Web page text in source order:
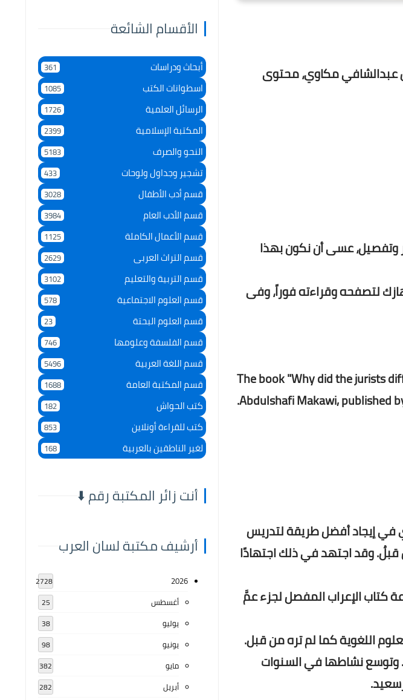
عبدالشافي مكاوي، محتوى
وتفصيل، عسى أن نكون بهذا
لتصفحه وقراءته فوراً، وفى
The book "Why did the jurists
Abdulshafi Makawi, published
محمد مكاوي في إيجاد أفضل طريقة لتدريس
قبلُ. وقد اجتهد في ذلك اجتهادًا
من أكثر من 135 دولة. كما تم طباعة كتاب الإعراب المفصل لجزء عمَّ
اللغوية كما لم تره من قبل.
.. وتوسع نشاطها في السنوات
الأقسام الشائعة
أبحاث ودراسات 361
اسطوانات الكتب 1085
الرسائل العلمية 1726
المكتبة الإسلامية 2399
النحو والصرف 5183
تشجير وجداول ولوحات 433
قسم أدب الأطفال 3028
قسم الأدب العام 3984
قسم الأعمال الكاملة 1125
قسم التراث العربى 2629
قسم التربية والتعليم 3102
قسم العلوم الاجتماعية 578
قسم العلوم البحتة 23
قسم الفلسفة وعلومها 746
قسم اللغة العربية 5496
قسم المكتبة العامة 1688
كتب الحواش 182
كتب للقراءة أونلاين 853
لغير الناطقين بالعربية 168
أنت زائر المكتبة رقم ⬇️
أرشيف مكتبة لسان العرب
2026
2728
أغسطس 25
يوليو 38
يونيو 98
مايو 382
أبريل 282